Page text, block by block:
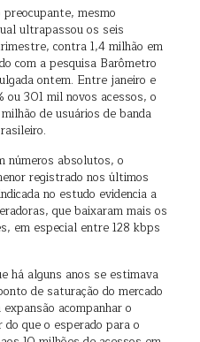
mesmo
ultrapassou os seis
contra 1,4 milhão em
com a pesquisa Barômetro
ontem. Entre janeiro e
ou 301 mil novos acessos, o
de usuários de banda
números absolutos, o
registrado nos últimos
no estudo evidencia a
que baixaram mais os
em especial entre 128 kbps
há alguns anos se estimava
de saturação do mercado
acompanhar o
que o esperado para o